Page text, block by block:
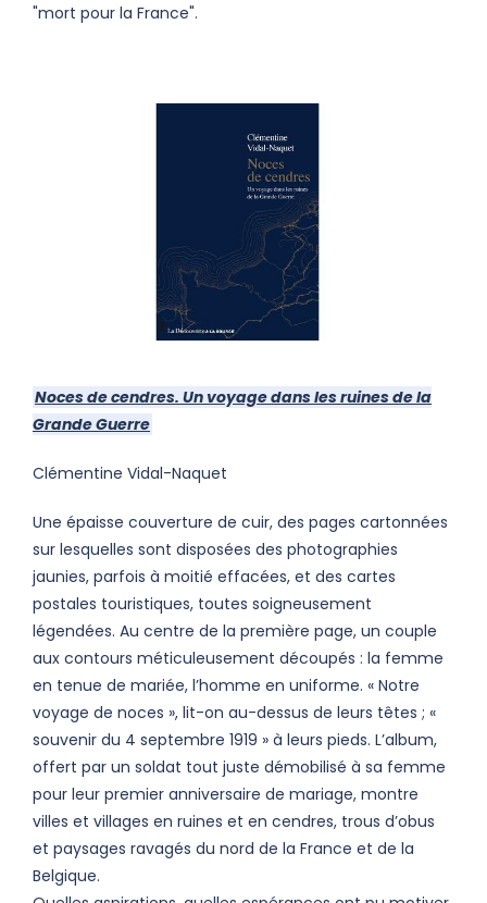
"mort pour la France".
Noces de cendres. Un voyage dans les ruines de la
Grande Guerre
Clémentine Vidal-Naquet
Une épaisse couverture de cuir, des pages cartonnées
sur lesquelles sont disposées des photographies
jaunies, parfois à moitié effacées, et des cartes
postales touristiques, toutes soigneusement
légendées. Au centre de la première page, un couple
aux contours méticuleusement découpés : la femme
en tenue de mariée, l’homme en uniforme. « Notre
voyage de noces », lit-on au-dessus de leurs têtes ; «
souvenir du 4 septembre 1919 » à leurs pieds. L’album,
offert par un soldat tout juste démobilisé à sa femme
pour leur premier anniversaire de mariage, montre
villes et villages en ruines et en cendres, trous d’obus
et paysages ravagés du nord de la France et de la
Belgique.